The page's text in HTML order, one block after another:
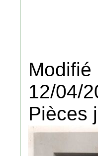
12/04/
Pièces